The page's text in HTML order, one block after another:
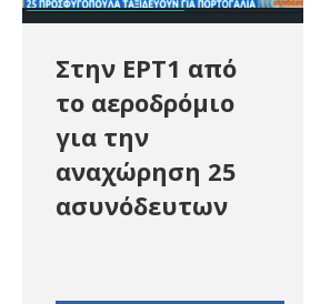
Στην ΕΡΤ1 από
το αεροδρόμιο
για την
αναχώρηση 25
ασυνόδευτων